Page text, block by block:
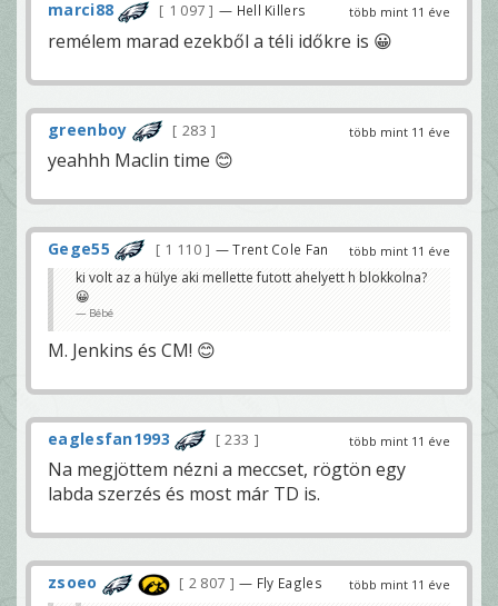
több mint 11 éve
marci88 1 097 — Hell Killers
remélem marad ezekből a téli időkre is 😀
több mint 11 éve
greenboy 283
yeahhh Maclin time 😊
több mint 11 éve
Gege55 1 110 — Trent Cole Fan
ki volt az a hülye aki mellette futott ahelyett h blokkolna?
😀
Bébé
M. Jenkins és CM! 😊
több mint 11 éve
eaglesfan1993 233
Na megjöttem nézni a meccset, rögtön egy
labda szerzés és most már TD is.
több mint 11 éve
zsoeo 2 807 — Fly Eagles